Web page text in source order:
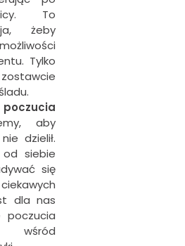
To
żeby
Tylko
aby
dzielił.
siebie
się
dla nas
poczucia
wśród